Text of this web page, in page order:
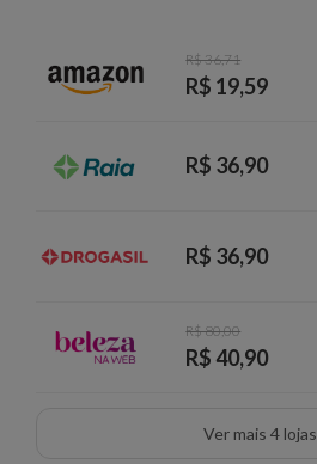
R$ 36,71
R$ 19,59
R$ 36,90
R$ 36,90
R$ 80,00
R$ 40,90
Ver mais 4 lojas